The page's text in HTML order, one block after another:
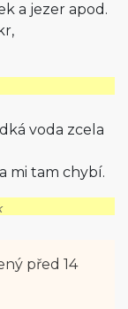
a jezer apod.
voda zcela
mi tam chybí.
před 14